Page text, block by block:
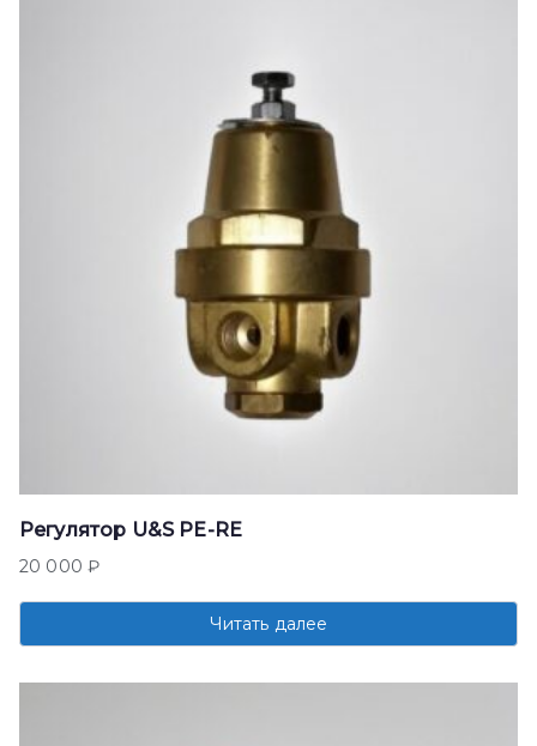
Регулятор U&S PE-RE
20 000₽
Читать далее